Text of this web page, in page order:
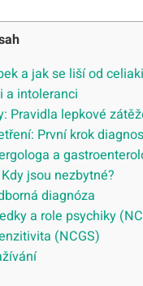
a jak se liší od
a intoleranci
Pravidla lepkové
První krok
a
jsou nezbytné?
diagnóza
a role psychiky
(NCGS)